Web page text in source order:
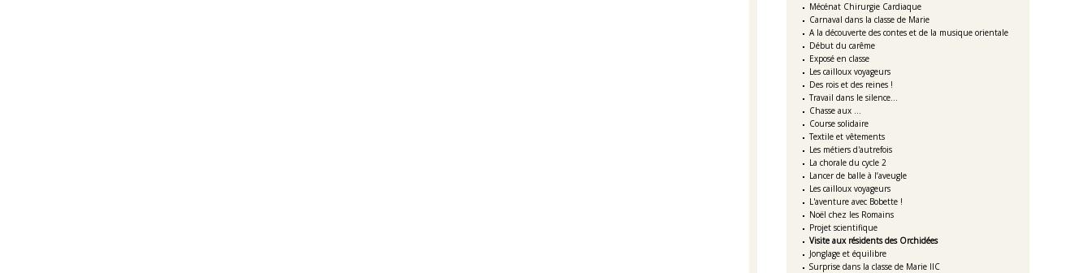
Mécénat Chirurgie Cardiaque
Carnaval dans la classe de Marie
A la découverte des contes et de la musique orientale
Début du carême
Exposé en classe
Les cailloux voyageurs
Des rois et des reines !
Travail dans le silence...
Chasse aux ...
Course solidaire
Textile et vêtements
Les métiers d'autrefois
La chorale du cycle 2
Lancer de balle à l’aveugle
Les cailloux voyageurs
L'aventure avec Bobette !
Noël chez les Romains
Projet scientifique
Visite aux résidents des Orchidées
Jonglage et équilibre
Surprise dans la classe de Marie IIC